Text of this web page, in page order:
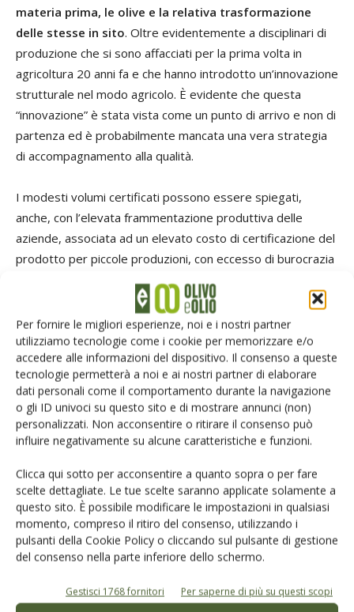
Per fornire le migliori esperienze, noi e i nostri partner
utilizziamo tecnologie come i cookie per memorizzare e/o
accedere alle informazioni del dispositivo. Il consenso a queste
tecnologie permetterà a noi e ai nostri partner di elaborare
dati personali come il comportamento durante la navigazione
o gli ID univoci su questo sito e di mostrare annunci (non)
personalizzati. Non acconsentire o ritirare il consenso può
influire negativamente su alcune caratteristiche e funzioni.
Clicca qui sotto per acconsentire a quanto sopra o per fare
scelte dettagliate. Le tue scelte saranno applicate solamente a
questo sito. È possibile modificare le impostazioni in qualsiasi
momento, compreso il ritiro del consenso, utilizzando i
pulsanti della Cookie Policy o cliccando sul pulsante di gestione
del consenso nella parte inferiore dello schermo.
Gestisci 1768 fornitori Per saperne di più su questi scopi
materia prima, le olive e la relativa trasformazione
delle stesse in sito. Oltre evidentemente a disciplinari di
produzione che si sono affacciati per la prima volta in
agricoltura 20 anni fa e che hanno introdotto un’innovazione
strutturale nel modo agricolo. È evidente che questa
“innovazione” è stata vista come un punto di arrivo e non di
partenza ed è probabilmente mancata una vera strategia
di accompagnamento alla qualità.
I modesti volumi certificati possono essere spiegati,
anche, con l’elevata frammentazione produttiva delle
aziende, associata ad un elevato costo di certificazione del
prodotto per piccole produzioni, con eccesso di burocrazia
tracciabili dall’oliveto alla bottiglia
). Altri
fattori responsabili del fenomeno potrebbero essere la
mancanza di organizzazione e una limitata
commercializzazione tramite la GDO (anche per evidenti
limiti dell’offerta che a volte non consente di fare una vera
e propria strategia di commercializzazione per volumi
molto ridotti), la cui strategia è molto spesso volta ai
prodotti di massa a prezzo contenuto.
Dopo 20 anni, quindi, è stato sicuramente individuato il
prodotto di qualità ma va ancora curato il mercato.
L’articolo è stato pubblicato sulla rivista di